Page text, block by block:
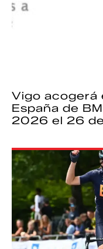
Vigo acogerá
España de
2026 el 26